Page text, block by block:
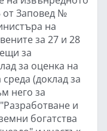
от Заповед №
на
за 27 и 28
за
за оценка на
(доклад за
него за
и
богатства